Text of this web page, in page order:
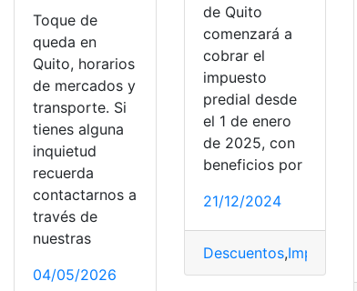
Toque de
queda en
Quito, horarios
de mercados y
transporte. Si
tienes alguna
inquietud
recuerda
contactarnos a
través de
nuestras
04/05/2026
de Quito
comenzará a
cobrar el
impuesto
predial desde
el 1 de enero
de 2025, con
beneficios por
21/12/2024
Descuentos,Impuesto